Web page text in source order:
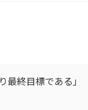
最終目標である」